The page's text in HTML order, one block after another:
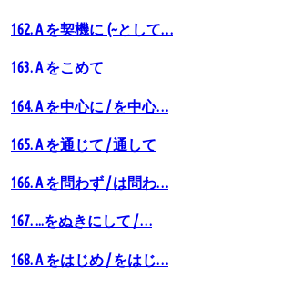
162. A を契機に (~として…
163. A をこめて
164. A を中心に / を中心…
165. A を通じて / 通して
166. A を問わず / は問わ…
167. ...をぬきにして / …
168. A をはじめ / をはじ…